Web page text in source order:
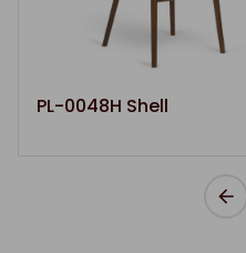
PL-0048H Shell